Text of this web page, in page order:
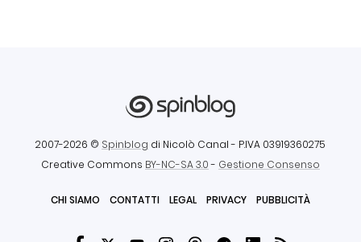
2007-2026 © Spinblog di Nicolò Canal - P.IVA 03919360275
Creative Commons BY-NC-SA 3.0- Gestione Consenso
CHI SIAMO CONTATTI LEGAL PRIVACY PUBBLICITÀ